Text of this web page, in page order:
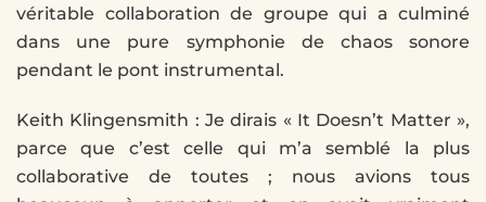
véritable collaboration de groupe qui a culminé
dans une pure symphonie de chaos sonore
pendant le pont instrumental.
Keith Klingensmith : Je dirais « It Doesn’t Matter »,
parce que c’est celle qui m’a semblé la plus
collaborative de toutes ; nous avions tous